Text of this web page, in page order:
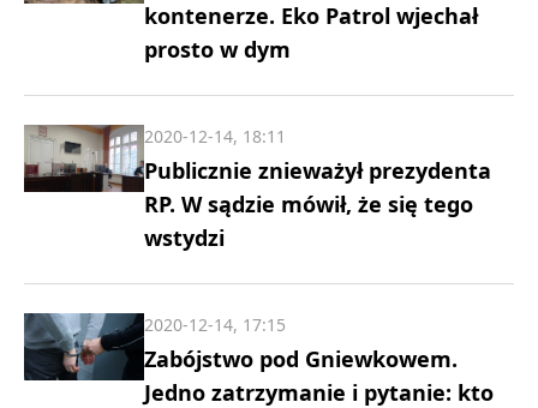
kontenerze. Eko Patrol wjechał
prosto w dym
Publicznie znieważył prezydenta
RP. W sądzie mówił, że się tego
wstydzi
2020-12-14, 18:11
Zabójstwo pod Gniewkowem.
Jedno zatrzymanie i pytanie: kto
2020-12-14, 17:15